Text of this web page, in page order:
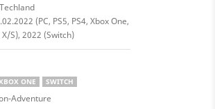
(PC, PS5, PS4, Xbox One,
S), 2022 (Switch)
ONE SWITCH
Adventure